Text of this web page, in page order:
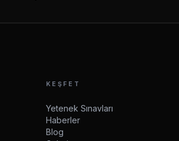
KEŞFET
Yetenek Sınavları
Haberler
Blog